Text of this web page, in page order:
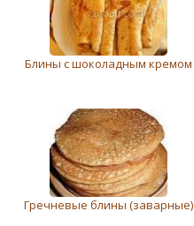
Блины с шоколадным кремом
Гречневые блины (заварные)